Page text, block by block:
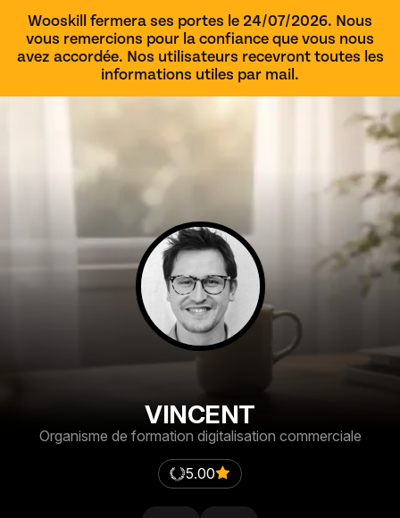
Wooskill fermera ses portes le 24/07/2026. Nous
vous remercions pour la confiance que vous nous
avez accordée. Nos utilisateurs recevront toutes les
informations utiles par mail.
VINCENT
Organisme de formation digitalisation commerciale
5.00